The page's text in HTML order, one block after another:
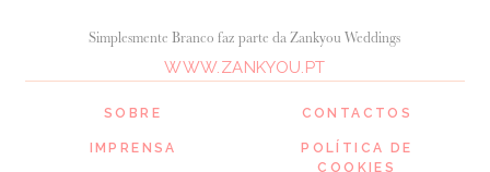
SOBRE
IMPRENSA
Simplesmente Branco faz parte da Zankyou Weddings
WWW.ZANKYOU.PT
CONTACTOS
POLÍTICA DE
COOKIES